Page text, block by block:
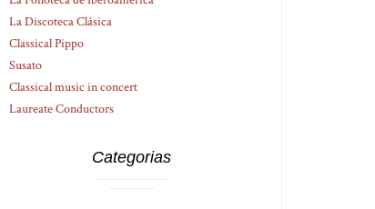
La Discoteca Clásica
Classical Pippo
Susato
Classical music in concert
Laureate Conductors
Categorias